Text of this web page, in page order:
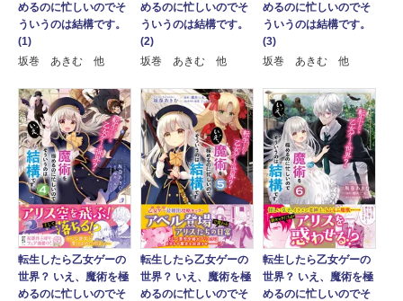
めるのに忙しいのでそ
ういうのは結構です。
(1)
坂巻 あきむ 他
めるのに忙しいのでそ
ういうのは結構です。
(2)
坂巻 あきむ 他
めるのに忙しいのでそ
ういうのは結構です。
(3)
坂巻 あきむ 他
転生したら乙女ゲーの
世界？ いえ、魔術を極
めるのに忙しいのでそ
転生したら乙女ゲーの
世界？ いえ、魔術を極
めるのに忙しいのでそ
転生したら乙女ゲーの
世界？ いえ、魔術を極
めるのに忙しいのでそ